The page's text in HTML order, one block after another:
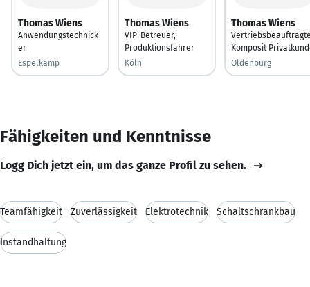
Thomas Wiens
Anwendungstechnick
er
Espelkamp
Thomas Wiens
VIP-Betreuer,
Produktionsfahrer
Köln
Thomas Wiens
Komposit
Oldenburg
Fähigkeiten und Kenntnisse
Logg Dich jetzt ein, um das ganze Profil zu sehen.
Teamfähigkeit Zuverlässigkeit Elektrotechnik Schaltschrankbau
Instandhaltung